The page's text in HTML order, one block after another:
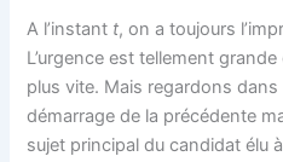
A l’instant t, on a toujours
L’urgence est tellement
plus vite. Mais regardons dans
démarrage de la précédente
sujet principal du candidat élu